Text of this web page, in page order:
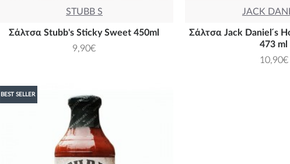
STUBB S
Σάλτσα Stubb's Sticky Sweet 450ml
9,90€
JACK
Σάλτσα Jack Daniel ́s
473 ml
10,90€
BEST SELLER